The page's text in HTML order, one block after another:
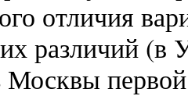
отличия
различий (в
Москвы